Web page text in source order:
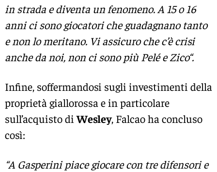
in strada e diventa un fenomeno. A 15 o 16
anni ci sono giocatori che guadagnano tanto
e non lo meritano. Vi assicuro che c’è crisi
anche da noi, non ci sono più Pelé e Zico“.
Infine, soffermandosi sugli investimenti della
proprietà giallorossa e in particolare
sull’acquisto diWesley, Falcao ha concluso
così:
“A Gasperini piace giocare con tre difensori e